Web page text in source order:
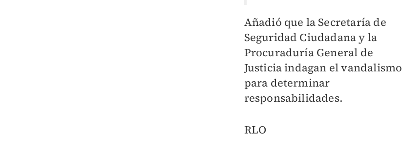
Añadió que la Secretaría de
Seguridad Ciudadana y la
Procuraduría General de
Justicia indagan el vandalismo
para determinar
responsabilidades.
RLO